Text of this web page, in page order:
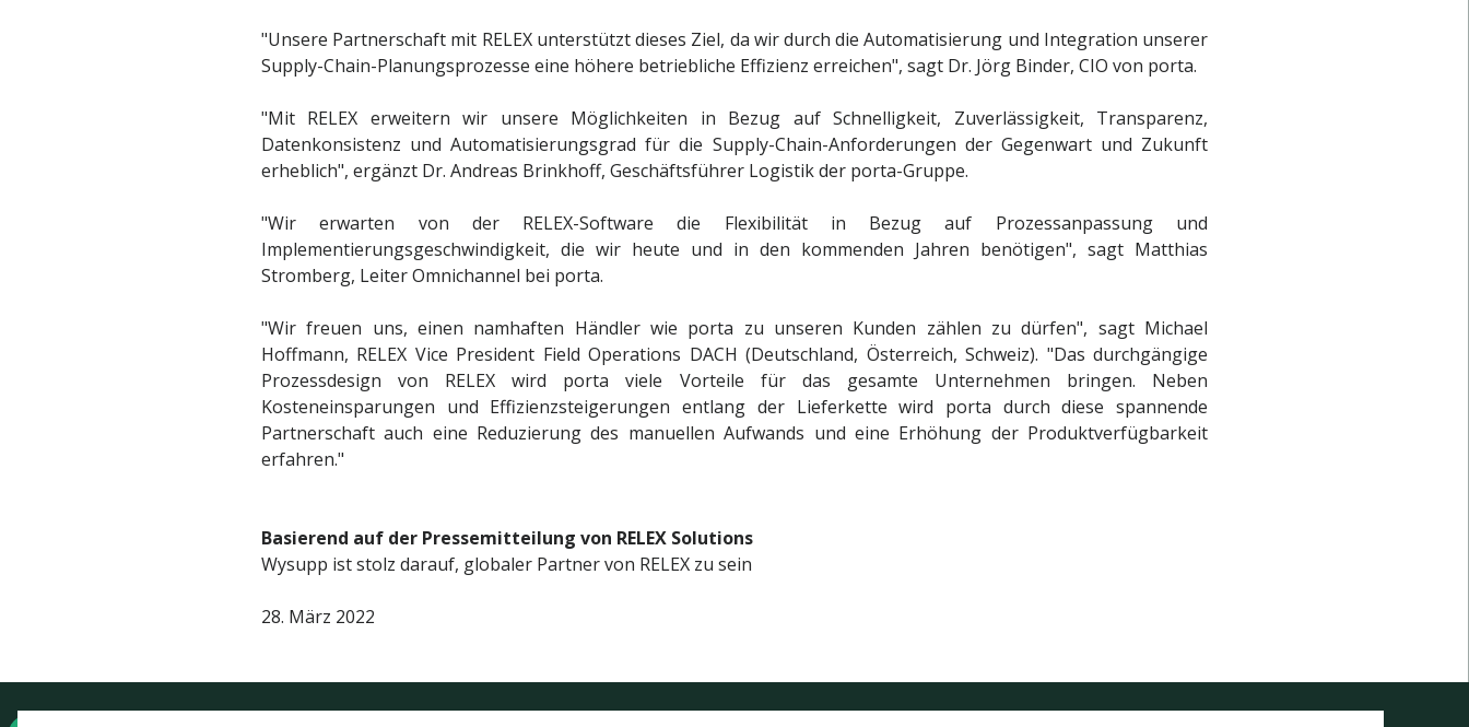
"Unsere Partnerschaft mit RELEX unterstützt dieses Ziel, da wir durch die Automatisierung und Integration unserer
Supply-Chain-Planungsprozesse eine höhere betriebliche Effizienz erreichen", sagt Dr. Jörg Binder, CIO von porta.
"Mit RELEX erweitern wir unsere Möglichkeiten in Bezug auf Schnelligkeit, Zuverlässigkeit, Transparenz,
Datenkonsistenz und Automatisierungsgrad für die Supply-Chain-Anforderungen der Gegenwart und Zukunft
erheblich", ergänzt Dr. Andreas Brinkhoff, Geschäftsführer Logistik der porta-Gruppe.
"Wir erwarten von der RELEX-Software die Flexibilität in Bezug auf Prozessanpassung und
Implementierungsgeschwindigkeit, die wir heute und in den kommenden Jahren benötigen", sagt Matthias
Stromberg, Leiter Omnichannel bei porta.
"Wir freuen uns, einen namhaften Händler wie porta zu unseren Kunden zählen zu dürfen", sagt Michael
Hoffmann, RELEX Vice President Field Operations DACH (Deutschland, Österreich, Schweiz). "Das durchgängige
Prozessdesign von RELEX wird porta viele Vorteile für das gesamte Unternehmen bringen. Neben
Kosteneinsparungen und Effizienzsteigerungen entlang der Lieferkette wird porta durch diese spannende
Partnerschaft auch eine Reduzierung des manuellen Aufwands und eine Erhöhung der Produktverfügbarkeit
erfahren."
Basierend auf der Pressemitteilung von RELEX Solutions
Wysupp ist stolz darauf, globaler Partner von RELEX zu sein
28. März 2022